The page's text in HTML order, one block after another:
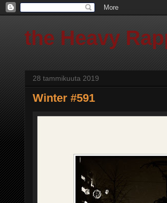
the Heavy
28 tammikuuta 2019
Winter #591